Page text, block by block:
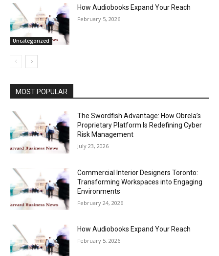
Uncategorized
How Audiobooks Expand Your Reach
February 5, 2026
MOST POPULAR
The Swordfish Advantage: How Obrela’s
Proprietary Platform Is Redefining Cyber
Risk Management
July 23, 2026
Commercial Interior Designers Toronto:
Transforming Workspaces into Engaging
Environments
February 24, 2026
How Audiobooks Expand Your Reach
February 5, 2026